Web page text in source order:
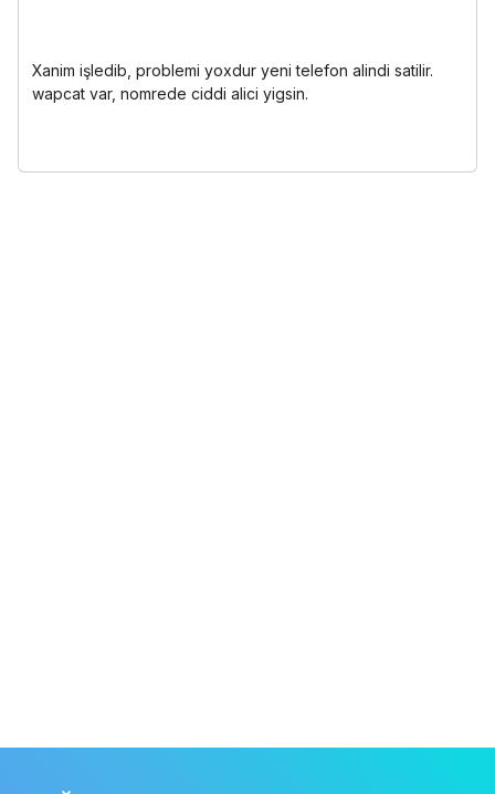
Xanim işledib, problemi yoxdur yeni telefon alindi satilir.
wapcat var, nomrede ciddi alici yigsin.